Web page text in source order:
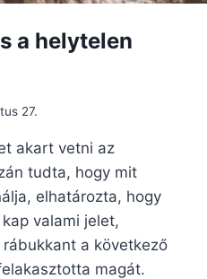
a helytelen
27.
akart vetni az
tudta, hogy mit
elhatározta, hogy
valami jelet,
a következő
magát.